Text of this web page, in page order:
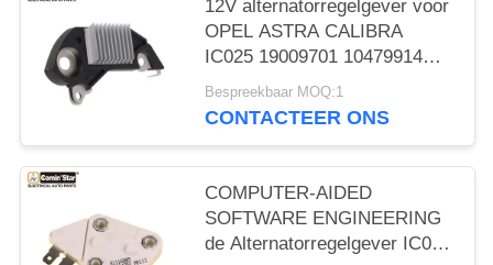
12V alternatorregelgever voor
OPEL ASTRA CALIBRA
IC025 19009701 10479914
10479947
Bespreekbaar MOQ:1
CONTACTEER ONS
COMPUTER-AIDED
SOFTWARE ENGINEERING
de Alternatorregelgever IC024